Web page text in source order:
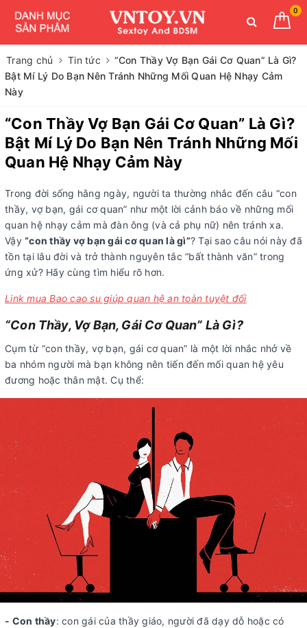
0
Trang chủ Tin tức
“Con Thầy Vợ Bạn Gái Cơ Quan” Là Gì?
Bật Mí Lý Do Bạn Nên Tránh Những Mối Quan Hệ Nhạy Cảm
Này
“Con Thầy Vợ Bạn Gái Cơ Quan” Là Gì?
Bật Mí Lý Do Bạn Nên Tránh Những Mối
Quan Hệ Nhạy Cảm Này
Trong đời sống hằng ngày, người ta thường nhắc đến câu “con
thầy, vợ bạn, gái cơ quan” như một lời cảnh báo về những mối
quan hệ nhạy cảm mà đàn ông (và cả phụ nữ) nên tránh xa.
Vậy “con thầy vợ bạn gái cơ quan là gì”? Tại sao câu nói này đã
tồn tại lâu đời và trở thành nguyên tắc “bất thành văn” trong
ứng xử? Hãy cùng tìm hiểu rõ hơn.
Link mua Bao cao su giúp quan hệ an toàn tuyệt đối
“Con Thầy, Vợ Bạn, Gái Cơ Quan” Là Gì?
Cụm từ “con thầy, vợ bạn, gái cơ quan” là một lời nhắc nhở về
ba nhóm người mà bạn không nên tiến đến mối quan hệ yêu
đương hoặc thân mật. Cụ thể:
- Con thầy: con gái của thầy giáo, người đã dạy dỗ hoặc có